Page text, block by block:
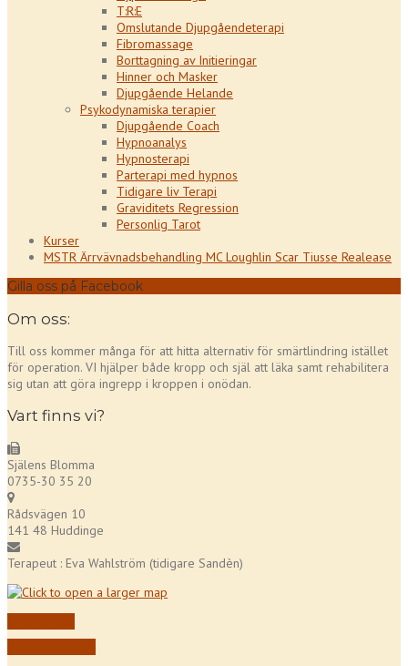
T:R:E
Omslutande Djupgåendeterapi
Fibromassage
Borttagning av Initieringar
Hinner och Masker
Djupgående Helande
Psykodynamiska terapier
Djupgående Coach
Hypnoanalys
Hypnosterapi
Parterapi med hypnos
Tidigare liv Terapi
Graviditets Regression
Personlig Tarot
Kurser
MSTR Ärrvävnadsbehandling MC Loughlin Scar Tiusse Realease
Gilla oss på Facebook
Om oss:
Till oss kommer många för att hitta alternativ för smärtlindring istället
för operation. VI hjälper både kropp och själ att läka samt rehabilitera
sig utan att göra ingrepp i kroppen i onödan.
Vart finns vi?
Själens Blomma
0735-30 35 20
Rådsvägen 10
141 48 Huddinge
Terapeut : Eva Wahlström (tidigare Sandèn)